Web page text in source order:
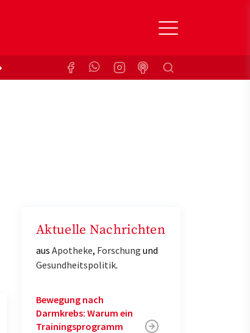
KrankenkasseSuchen
Aktuelle Nachrichten
aus Apotheke, Forschung und
Gesundheitspolitik.
Bewegung nach
Darmkrebs: Warum ein
Trainingsprogramm